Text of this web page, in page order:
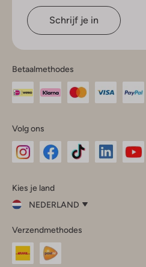
Schrijf je in
Betaalmethodes
Volg ons
InstagramFacebook
Kies je land
NEDERLAND
je
land
Nederland
Verzendmethodes